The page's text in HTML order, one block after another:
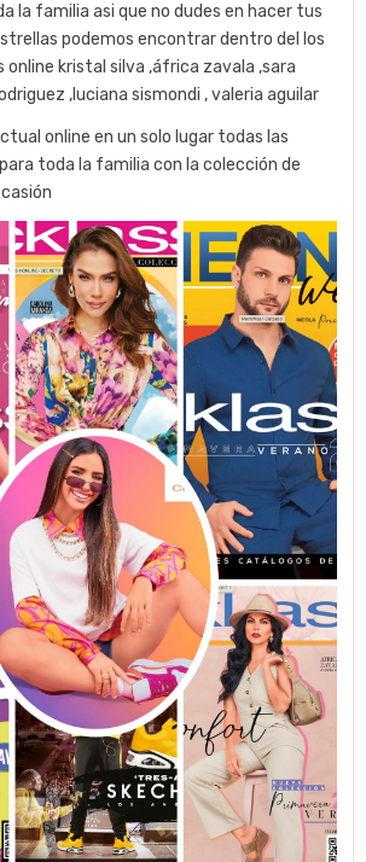
la familia asi que no dudes en hacer tus
podemos encontrar dentro del los
kristal silva ,áfrica zavala ,sara
,luciana sismondi , valeria aguilar
online en un solo lugar todas las
toda la familia con la colección de